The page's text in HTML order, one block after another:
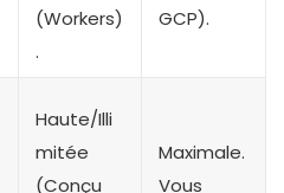
(Workers)
.
GCP).
Haute/Illi
mitée
(Conçu
Maximale.
Vous